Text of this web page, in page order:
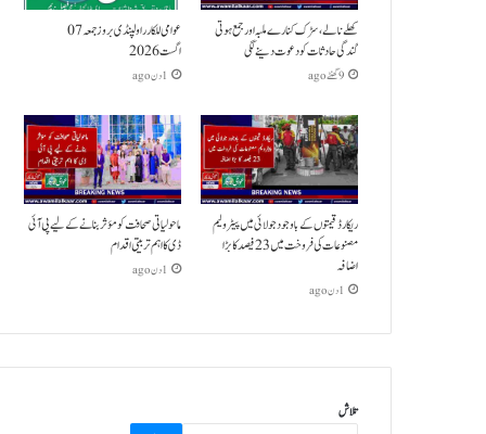
کھلے نالے،سڑک کنارے ملبہ اور جمع ہوتی
گندگی حادثات کو دعوت دینے لگی
9 گھنٹے ago
عوامی للکار راولپنڈی بروز جمعہ 07
اگست 2026
1 دن ago
ریکارڈ قیمتوں کے باوجود جولائی میں پیٹرولیم
مصنوعات کی فروخت میں 23 فیصد کا بڑا
اضافہ
1 دن ago
ماحولیاتی صحافت کو مؤثر بنانے کے لیے پی آئی
ڈی کا اہم تربیتی اقدام
1 دن ago
تلاش